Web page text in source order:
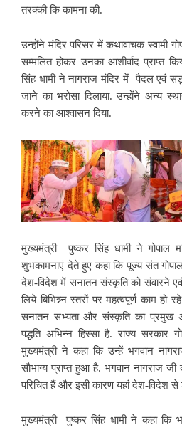
तरक्की कि कामना की.
उन्होंने मंदिर परिसर में कथावाचक स्वामी
सम्मलित होकर उनका आशीर्वाद प्राप्त
सिंह धामी ने नागराज मंदिर में पैदल एवं
जाने का भरोसा दिलाया. उन्होंने अन्य
करने का आश्वासन दिया.
मुख्यमंत्री पुष्कर सिंह धामी ने गोपाल
शुभकामनाएं देते हुए कहा कि पूज्य संत
देश-विदेश में सनातन संस्कृति को संवारने
लिये बिभिन्न्न स्तरों पर महत्वपूर्ण काम हो
सनातन सभ्यता और संस्कृति का प्रमुख
पद्धति अभिन्न हिस्सा है. राज्य सरकार
मुख्यमंत्री ने कहा कि उन्हें भगवान
सौभाग्य प्राप्त हुआ है. भगवान नागराज जी
परिचित हैं और इसी कारण यहां देश-विदेश
मुख्यमंत्री पुष्कर सिंह धामी ने कहा कि